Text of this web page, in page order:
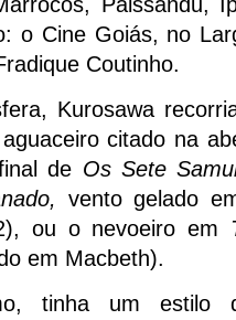
o Cine Goiás, no
Coutinho.
Kurosawa
citado na
de Os Sete
, vento gelado
ou o nevoeiro em
em Macbeth).
tinha um estilo